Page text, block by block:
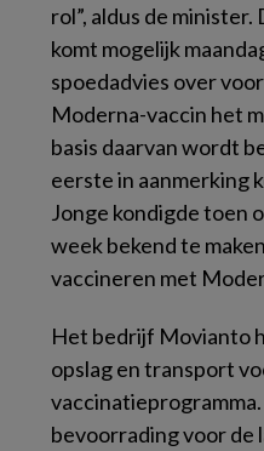
rol”, aldus de
komt mogelijk
spoedadvies over
Moderna-vaccin het
basis daarvan wordt
eerste in aanmerking
Jonge kondigde toen
week bekend te
vaccineren met
Het bedrijf Movianto
opslag en transport
bevoorrading voor de